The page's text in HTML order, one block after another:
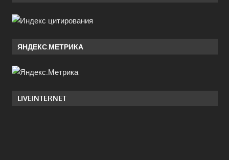
ЯНДЕКС.МЕТРИКА
LIVEINTERNET